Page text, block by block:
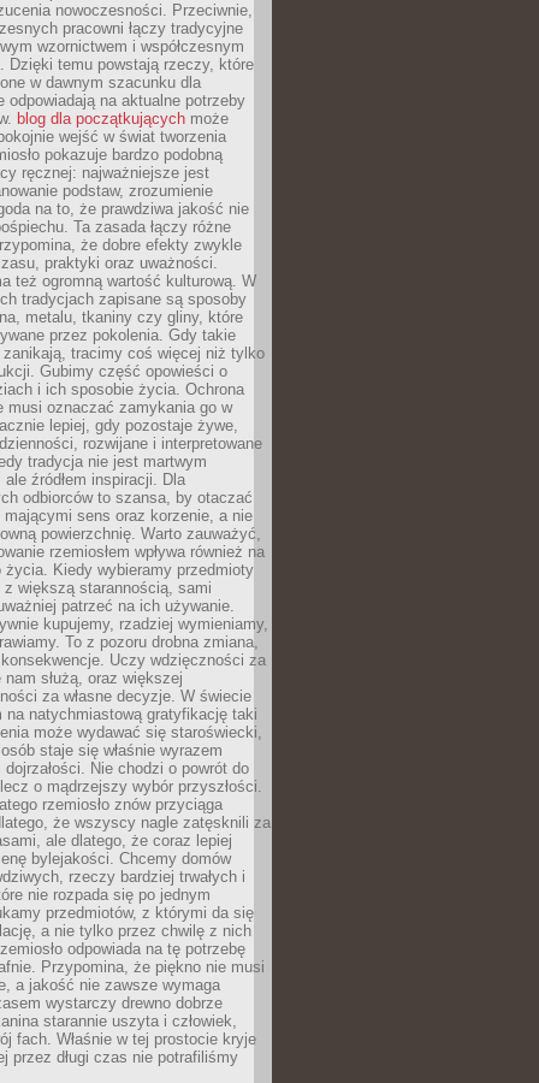
nowoczesności. Przeciwnie,
pracowni łączy tradycyjne
wzornictwem i współczesnym
Dzięki temu powstają rzeczy, które
w dawnym szacunku dla
odpowiadają na aktualne potrzeby
blog dla początkujących może
wejść w świat tworzenia
pokazuje bardzo podobną
ręcznej: najważniejsze jest
podstaw, zrozumienie
na to, że prawdziwa jakość nie
Ta zasada łączy różne
że dobre efekty zwykle
praktyki oraz uważności.
też ogromną wartość kulturową. W
tradycjach zapisane są sposoby
metalu, tkaniny czy gliny, które
przez pokolenia. Gdy takie
tracimy coś więcej niż tylko
Gubimy część opowieści o
i ich sposobie życia. Ochrona
musi oznaczać zamykania go w
lepiej, gdy pozostaje żywe,
rozwijane i interpretowane
tradycja nie jest martwym
źródłem inspiracji. Dla
odbiorców to szansa, by otaczać
sens oraz korzenie, a nie
powierzchnię. Warto zauważyć,
rzemiosłem wpływa również na
życia. Kiedy wybieramy przedmioty
z większą starannością, sami
patrzeć na ich używanie.
kupujemy, rzadziej wymieniamy,
To z pozoru drobna zmiana,
Uczy wdzięczności za
służą, oraz większej
za własne decyzje. W świecie
na natychmiastową gratyfikację taki
może wydawać się staroświecki,
staje się właśnie wyrazem
Nie chodzi o powrót do
o mądrzejszy wybór przyszłości.
rzemiosło znów przyciąga
że wszyscy nagle zatęsknili za
ale dlatego, że coraz lepiej
bylejakości. Chcemy domów
rzeczy bardziej trwałych i
nie rozpada się po jednym
przedmiotów, z którymi da się
a nie tylko przez chwilę z nich
odpowiada na tę potrzebę
Przypomina, że piękno nie musi
a jakość nie zawsze wymaga
wystarczy drewno dobrze
starannie uszyta i człowiek,
fach. Właśnie w tej prostocie kryje
przez długi czas nie potrafiliśmy